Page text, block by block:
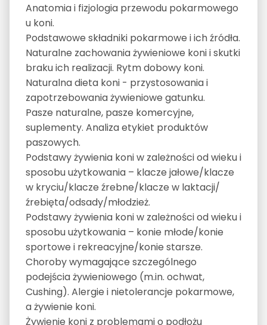
Anatomia i fizjologia przewodu pokarmowego
u koni.
Podstawowe składniki pokarmowe i ich źródła.
Naturalne zachowania żywieniowe koni i skutki
braku ich realizacji. Rytm dobowy koni.
Naturalna dieta koni - przystosowania i
zapotrzebowania żywieniowe gatunku.
Pasze naturalne, pasze komercyjne,
suplementy. Analiza etykiet produktów
paszowych.
Podstawy żywienia koni w zależności od wieku i
sposobu użytkowania – klacze jałowe/klacze
w kryciu/klacze źrebne/klacze w laktacji/
źrebięta/odsady/młodzież.
Podstawy żywienia koni w zależności od wieku i
sposobu użytkowania – konie młode/konie
sportowe i rekreacyjne/konie starsze.
Choroby wymagające szczególnego
podejścia żywieniowego (m.in. ochwat,
Cushing). Alergie i nietolerancje pokarmowe,
a żywienie koni.
Żywienie koni z problemami o podłożu